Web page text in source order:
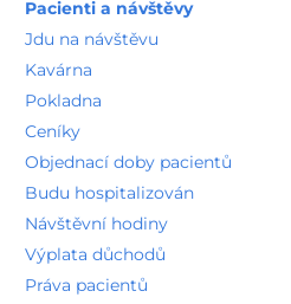
Pacienti a návštěvy
Jdu na návštěvu
Kavárna
Pokladna
Ceníky
Objednací doby pacientů
Budu hospitalizován
Návštěvní hodiny
Výplata důchodů
Práva pacientů